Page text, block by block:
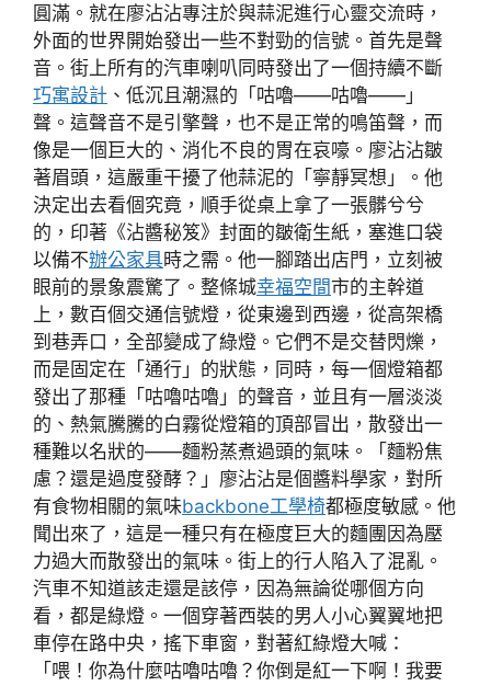
圓滿。就在廖沾沾專注於與蒜泥進行心靈交流時，
外面的世界開始發出一些不對勁的信號。首先是聲
音。街上所有的汽車喇叭同時發出了一個持續不斷
巧寓設計 、低沉且潮濕的「咕嚕——咕嚕——」
聲。這聲音不是引擎聲，也不是正常的鳴笛聲，而
像是一個巨大的、消化不良的胃在哀嚎。廖沾沾皺
著眉頭，這嚴重干擾了他蒜泥的「寧靜冥想」。他
決定出去看個究竟，順手從桌上拿了一張髒兮兮
的，印著《沾醬秘笈》封面的皺衛生紙，塞進口袋
以備不辦公家具時之需。他一腳踏出店門，立刻被
眼前的景象震驚了。整條城幸福空間市的主幹道
上，數百個交通信號燈，從東邊到西邊，從高架橋
到巷弄口，全部變成了綠燈。它們不是交替閃爍，
而是固定在「通行」的狀態，同時，每一個燈箱都
發出了那種「咕嚕咕嚕」的聲音，並且有一層淡淡
的、熱氣騰騰的白霧從燈箱的頂部冒出，散發出一
種難以名狀的——麵粉蒸煮過頭的氣味。「麵粉焦
慮？還是過度發酵？」廖沾沾是個醬料學家，對所
有食物相關的氣味backbone工學椅都極度敏感。他
聞出來了，這是一種只有在極度巨大的麵團因為壓
力過大而散發出的氣味。街上的行人陷入了混亂。
汽車不知道該走還是該停，因為無論從哪個方向
看，都是綠燈。一個穿著西裝的男人小心翼翼地把
車停在路中央，搖下車窗，對著紅綠燈大喊：
「喂！你為什麼咕嚕咕嚕？你倒是紅一下啊！我要